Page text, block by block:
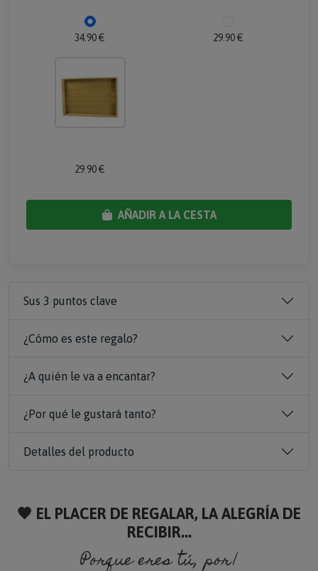
34.90 € 29.90 €
29.90 €
AÑADIR A LA CESTA
Sus 3 puntos clave
¿Cómo es este regalo?
¿A quién le va a encantar?
¿Por qué le gustará tanto?
Detalles del producto
🧡 EL PLACER DE REGALAR, LA ALEGRÍA DE
RECIBIR...
Porque eres tú, porque soy